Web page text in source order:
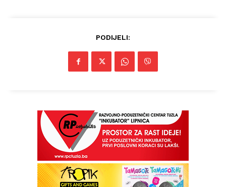
PODIJELI: